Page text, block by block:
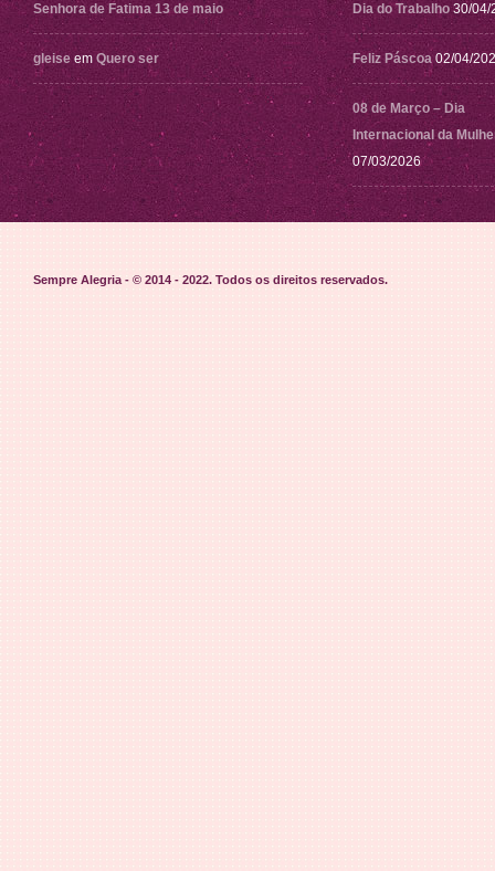
Senhora de Fatima 13 de maio
gleise em Quero ser
Dia do Trabalho 30/04/
Feliz Páscoa 02/04/
08 de Março – Dia
Internacional da
07/03/2026
Sempre Alegria - © 2014 - 2022. Todos os direitos reservados.